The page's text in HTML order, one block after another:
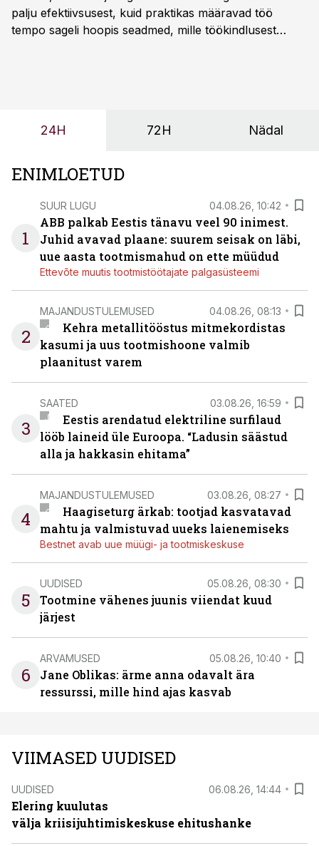
palju efektiivsusest, kuid praktikas määravad töö
tempo sageli hoopis seadmed, mille töökindlusest
24H 72H Nädal
ENIMLOETUD
1
SUUR LUGU 04.08.26, 10:42
ABB palkab Eestis tänavu veel 90 inimest.
Juhid avavad plaane: suurem seisak on läbi,
uue aasta tootmismahud on ette müüdud
Ettevõte muutis tootmistöötajate palgasüsteemi
2
MAJANDUSTULEMUSED 04.08.26, 08:13
Kehra metallitööstus mitmekordistas
kasumi ja uus tootmishoone valmib
plaanitust varem
3
SAATED 03.08.26, 16:59
Eestis arendatud elektriline surfilaud
lööb laineid üle Euroopa. “Ladusin säästud
alla ja hakkasin ehitama”
4
MAJANDUSTULEMUSED 03.08.26, 08:27
Haagiseturg ärkab: tootjad kasvatavad
mahtu ja valmistuvad uueks laienemiseks
Bestnet avab uue müügi- ja tootmiskeskuse
5
UUDISED 05.08.26, 08:30
Tootmine vähenes juunis viiendat kuud
järjest
6
ARVAMUSED 05.08.26, 10:40
Jane Oblikas: ärme anna odavalt ära
ressurssi, mille hind ajas kasvab
VIIMASED UUDISED
UUDISED 06.08.26, 14:44
Elering kuulutas
välja kriisijuhtimiskeskuse ehitushanke